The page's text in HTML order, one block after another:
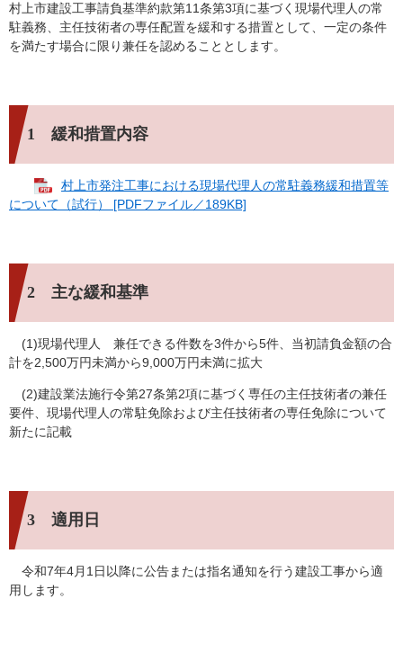
村上市建設工事請負基準約款第11条第3項に基づく現場代理人の常
駐義務、主任技術者の専任配置を緩和する措置として、一定の条件
を満たす場合に限り兼任を認めることとします。
1 緩和措置内容
村上市発注工事における現場代理人の常駐義務緩和措置等
について（試行） [PDFファイル／189KB]
2 主な緩和基準
(1)現場代理人 兼任できる件数を3件から5件、当初請負金額の合
計を2,500万円未満から9,000万円未満に拡大
(2)建設業法施行令第27条第2項に基づく専任の主任技術者の兼任
要件、現場代理人の常駐免除および主任技術者の専任免除について
新たに記載
3 適用日
令和7年4月1日以降に公告または指名通知を行う建設工事から適
用します。